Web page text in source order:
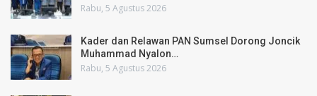
Rabu, 5 Agustus 2026
Kader dan Relawan PAN Sumsel Dorong Joncik
Muhammad Nyalon…
Rabu, 5 Agustus 2026